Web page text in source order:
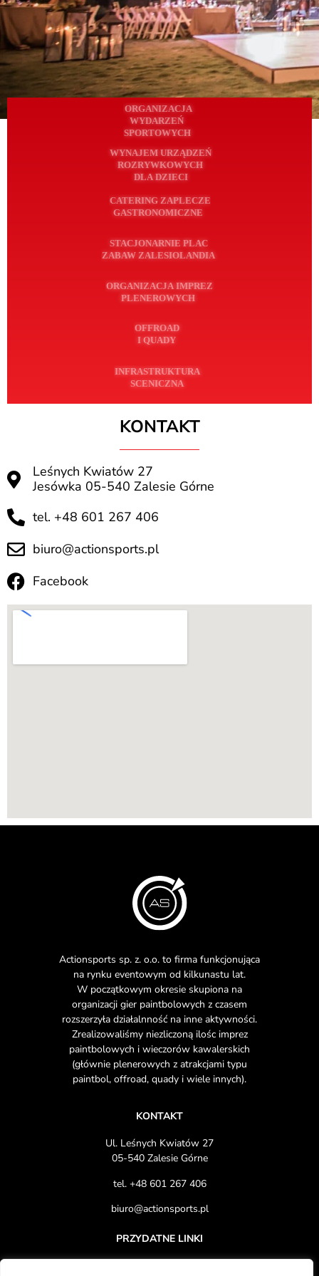
KONTAKT
Leśnych Kwiatów 27
Jesówka 05-540 Zalesie Górne
tel. +48 601 267 406
biuro@actionsports.pl
Facebook
Actionsports sp. z. o.o. to firma funkcjonująca
na rynku eventowym od kilkunastu lat.
W początkowym okresie skupiona na
organizacji gier paintbolowych z czasem
rozszerzyła działalnność na inne aktywności.
Zrealizowaliśmy niezliczoną ilośc imprez
paintbolowych i wieczorów kawalerskich
(głównie plenerowych z atrakcjami typu
paintbol, offroad, quady i wiele innych).
KONTAKT
Ul. Leśnych Kwiatów 27
05-540 Zalesie Górne
tel. +48 601 267 406
biuro@actionsports.pl
PRZYDATNE LINKI